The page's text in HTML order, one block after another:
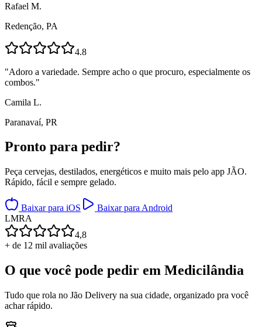
Rafael M.
Redenção, PA
4.8
"Adoro a variedade. Sempre acho o que procuro, especialmente os
combos."
Camila L.
Paranavaí, PR
Pronto para pedir?
Peça cervejas, destilados, energéticos e muito mais pelo app JÃO.
Rápido, fácil e sempre gelado.
Baixar para iOS
Baixar para Android
LMRA
4,8
+ de 12 mil avaliações
O que você pode pedir em Medicilândia
Tudo que rola no Jão Delivery na sua cidade, organizado pra você
achar rápido.